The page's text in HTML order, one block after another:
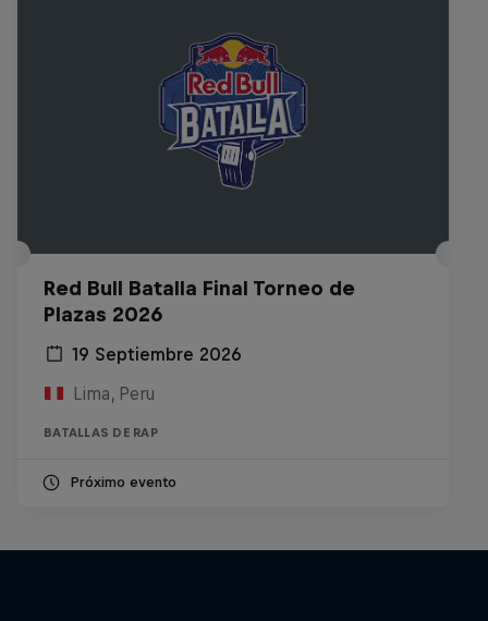
Red Bull Batalla Final Torneo de
Plazas 2026
19 Septiembre 2026
Lima, Peru
BATALLAS DE RAP
Próximo evento